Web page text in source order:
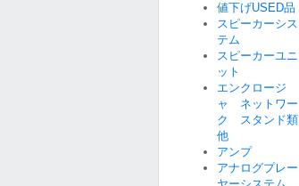
値下げUSED品
スピーカーシス
テム
スピーカーユニ
ット
エンクロージ
ャ ネットワー
ク スタンド類
他
アンプ
アナログプレー